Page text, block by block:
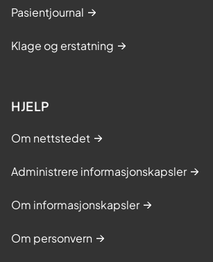
Pasientjournal
Klage og erstatning
HJELP
Om nettstedet
Administrere informasjonskapsler
Om informasjonskapsler
Om personvern